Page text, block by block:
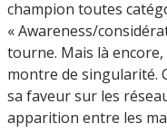
champion toutes
« Awareness/
tourne. Mais là
montre de singularité.
sa faveur sur les
apparition entre les